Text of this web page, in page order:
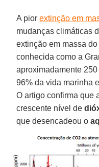
A piorextinção em
mudanças climáticas
extinção em massa
conhecida como a
aproximadamente
96% da vida marinha
O artigo confirma que
crescente nível de
que desencadeou o